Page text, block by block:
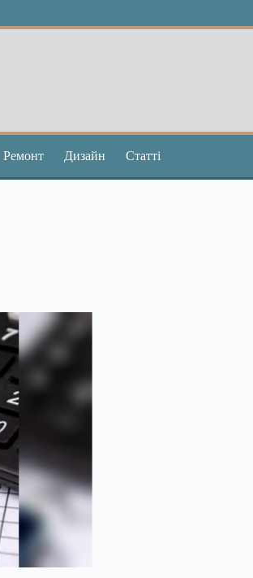
Ремонт Дизайн Статті